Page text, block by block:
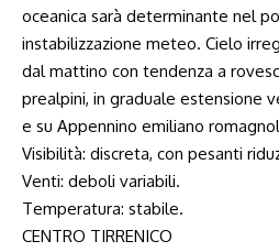
oceanica sarà determinante nel
instabilizzazione meteo. Cielo
dal mattino con tendenza a
prealpini, in graduale estensione
e su Appennino emiliano
Visibilità: discreta, con pesanti
Venti: deboli variabili.
Temperatura: stabile.
CENTRO TIRRENICO